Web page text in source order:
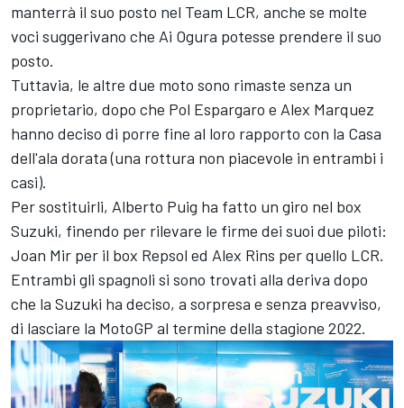
manterrà il suo posto nel Team LCR, anche se molte
voci suggerivano che Ai Ogura potesse prendere il suo
posto.
Tuttavia, le altre due moto sono rimaste senza un
proprietario, dopo che Pol Espargaro e Alex Marquez
hanno deciso di porre fine al loro rapporto con la Casa
dell'ala dorata (una rottura non piacevole in entrambi i
casi).
Per sostituirli, Alberto Puig ha fatto un giro nel box
Suzuki, finendo per rilevare le firme dei suoi due piloti:
Joan Mir per il box Repsol ed Alex Rins per quello LCR.
Entrambi gli spagnoli si sono trovati alla deriva dopo
che la Suzuki ha deciso, a sorpresa e senza preavviso,
di lasciare la MotoGP al termine della stagione 2022.